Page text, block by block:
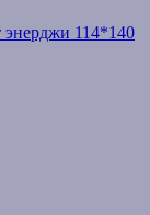
114*140